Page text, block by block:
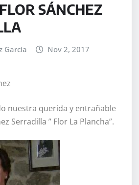
SÁNCHEZ
Garcia
Nov 2, 2017
nuestra querida y entrañable
Serradilla ” Flor La Plancha”.